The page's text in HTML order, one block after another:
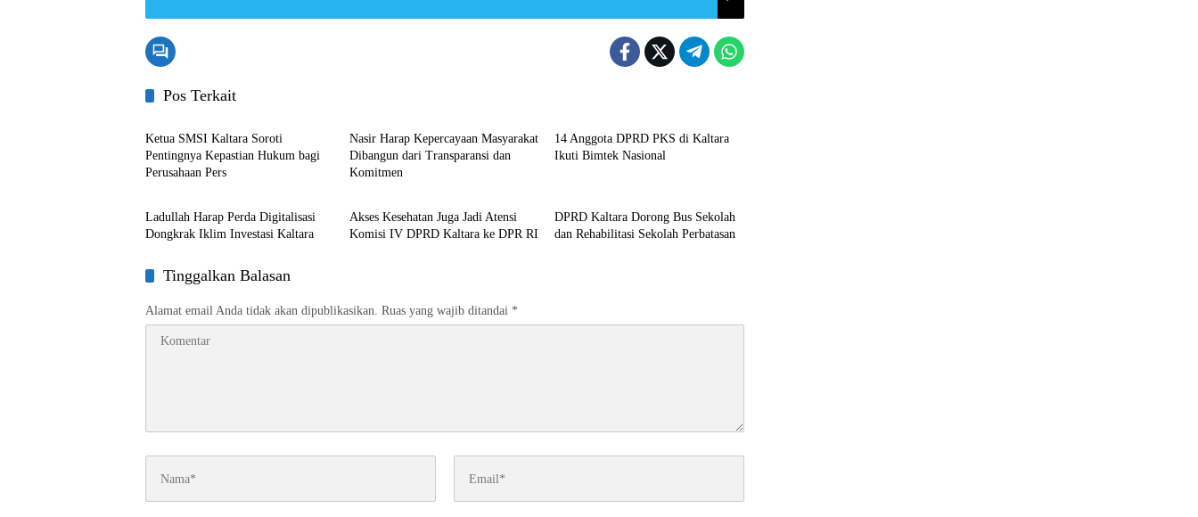
Pos Terkait
Kaltara
Ketua SMSI Kaltara Soroti
Pentingnya Kepastian Hukum bagi
Perusahaan Pers
Nasir Harap Kepercayaan Masyarakat
Dibangun dari Transparansi dan
Komitmen
14 Anggota DPRD PKS di Kaltara
Ikuti Bimtek Nasional
Ladullah Harap Perda Digitalisasi
Dongkrak Iklim Investasi Kaltara
Akses Kesehatan Juga Jadi Atensi
Komisi IV DPRD Kaltara ke DPR RI
DPRD Kaltara Dorong Bus Sekolah
dan Rehabilitasi Sekolah Perbatasan
Tinggalkan Balasan
Alamat email Anda tidak akan dipublikasikan. Ruas yang wajib ditandai *